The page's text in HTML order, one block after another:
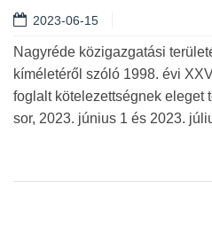
2023-06-15
Nagyréde közigazgatási
kíméletéről szóló 1998. évi
foglalt kötelezettségnek eleget
sor, 2023. június 1 és 2023.